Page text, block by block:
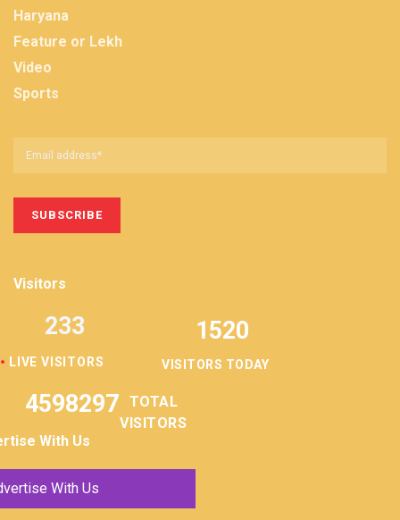
Haryana
Feature or Lekh
Video
Sports
Visitors
LIVE VISITORS
233 1520
VISITORS TODAY
4598297
TOTAL
VISITORS
With Us
With Us